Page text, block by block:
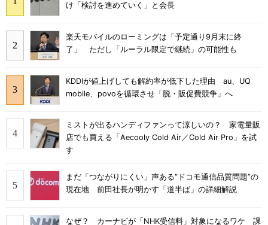
け「検討を進めていく」と会長
楽天モバイルのローミングは「予定通り9月末に終
了」 ただし「ルーラル限定で継続」の可能性も
KDDIが値上げしても解約率が低下した理由 au、UQ
mobile、povoを循環させ「脱・販促費競争」へ
ミストが出るハンディファンって涼しいの？ 家電量販
店でも買える「Aecooly Cold Air／Cold Air Pro」を試
す
まだ「つながりにくい」声ある“ドコモ通信品質問題”の
現在地 前田社長が明かす「道半ば」の詳細解説
なぜ？ カーナビが「NHK受信料」対象になるワケ 課